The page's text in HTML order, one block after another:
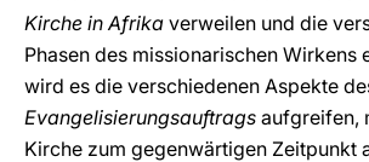
Kirche in Afrika verweilen und die
Phasen des missionarischen Wirkens
wird es die verschiedenen Aspekte
Evangelisierungsauftrags aufgreifen,
Kirche zum gegenwärtigen Zeitpunkt